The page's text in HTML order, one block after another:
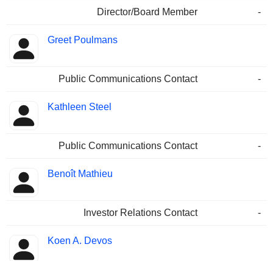
Director/Board Member -
Greet Poulmans
Public Communications Contact -
Kathleen Steel
Public Communications Contact -
Benoît Mathieu
Investor Relations Contact -
Koen A. Devos